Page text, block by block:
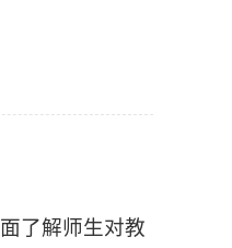
了解师生对教